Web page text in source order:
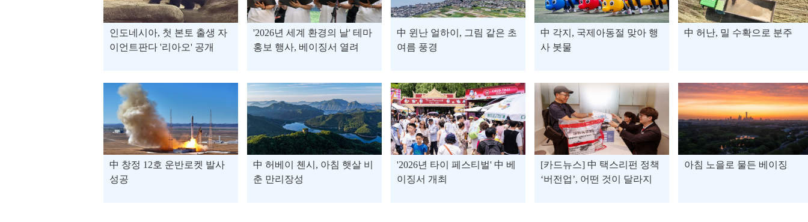
인도네시아, 첫 본토 출생 자
이언트판다 '리아오' 공개
'2026년 세계 환경의 날' 테마
홍보 행사, 베이징서 열려
中 윈난 얼하이, 그림 같은 초
여름 풍경
中 각지, 국제아동절 맞아 행
사 봇물
中 허난, 밀 수확으로 분주
中 창정 12호 운반로켓 발사
성공
中 허베이 첸시, 아침 햇살 비
춘 만리장성
'2026년 타이 페스티벌' 中 베
이징서 개최
[카드뉴스] 中 택스리펀 정책
‘버전업’, 어떤 것이 달라지
아침 노을로 물든 베이징